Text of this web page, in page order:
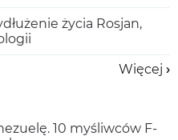
życia Rosjan,
Więcej
10 myśliwców F-